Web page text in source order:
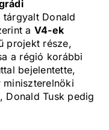
Donald
a V4-ek
projekt része,
a régió korábbi
bejelentette,
Donald Tusk pedig